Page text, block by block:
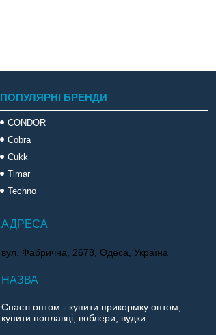
ПОПУЛЯРНІ БРЕНДИ
CONDOR
Cobra
Cukk
Timar
Techno
вул. Фабрична, 2678, Одеса, Україна
Снасті оптом - купити прикормку оптом,
купити поплавці, воблери, вудки